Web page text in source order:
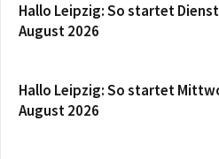
Hallo Leipzig: So startet
August 2026
Hallo Leipzig: So startet
August 2026